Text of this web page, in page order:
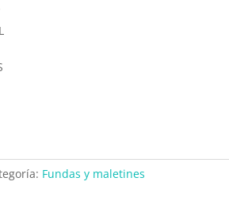
Fundas y maletines